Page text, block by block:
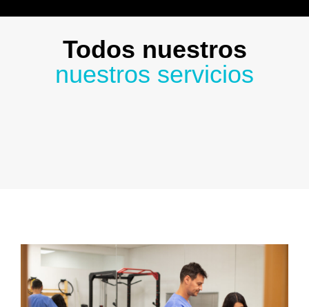
Todos nuestros
nuestros servicios